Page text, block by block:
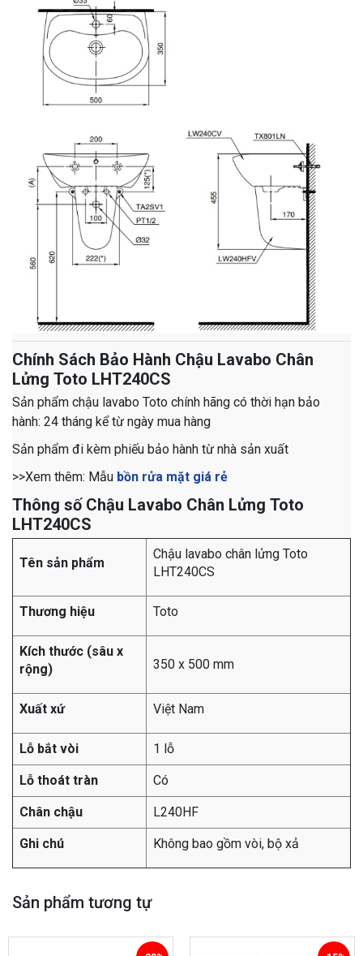
Chính Sách Bảo Hành Chậu Lavabo Chân
Lửng Toto LHT240CS
Sản phẩm chậu lavabo Toto chính hãng có thời hạn bảo
hành: 24 tháng kể từ ngày mua hàng
Sản phẩm đi kèm phiếu bảo hành từ nhà sản xuất
>>​​​​​​​​​​​​​​​​​​​​​​​​​​​​​​​​​​​​​​​​​​​​​​​​​​​​​​​​​​​​​​​​​​​​​​​​​​​​​​​​​​​​​​​​​​​Xem thêm: Mẫu bồn rửa mặt giá rẻ
Thông số Chậu Lavabo Chân Lửng Toto
LHT240CS
Tên sản phẩm
Chậu lavabo chân lửng Toto
LHT240CS
Thương hiệu Toto
Kích thước (sâu x
rộng)
350 x 500 mm
Xuất xứ Việt Nam
Lỗ bắt vòi 1 lỗ
Lỗ thoát tràn Có
Chân chậu L240HF
Ghi chú Không bao gồm vòi, bộ xả
Sản phẩm tương tự